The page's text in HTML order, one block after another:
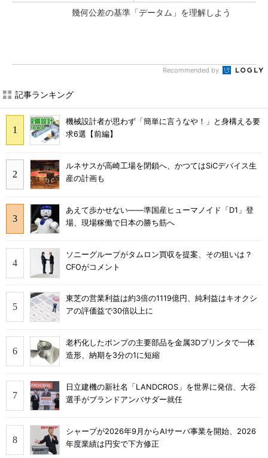
幾何公差の基準「データム」を理解しよう
Recommended by
記事ランキング
機械設計者が思わず「簡単に言うなや！」と身構える要
求6選【前編】
ルネサスが高崎工場を閉鎖へ、かつてはSiCデバイス生
産の計画も
あえて歩かせない――準国産ヒューマノイド「D1」登
場、現場稼働で日本の勝ち筋へ
ソニーグループがタムロン買収を提案、その狙いは？
CFOがコメント
東芝の営業利益は約3倍の1119億円、純利益はキオクシ
アの評価益で30倍以上に
老朽化したポンプの主要部品を金属3Dプリンタで一体
造形、納期を3分の1に短縮
日立建機の新社名「LANDCROS」を世界に発信、大谷
選手がブランドアンバサダー就任
シャープが2026年9月からAIサーバ事業を開始、2026
年度業績は円安で下方修正